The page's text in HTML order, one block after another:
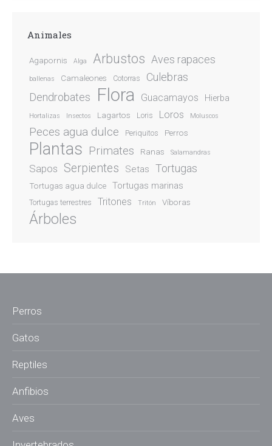
Animales
Agapornis Alga Arbustos Aves rapaces
ballenas Camaleones Cotorras Culebras
Dendrobates Flora Guacamayos Hierba
Hortalizas Insectos Lagartos Loris Loros Moluscos
Peces agua dulce Periquitos Perros
Plantas Primates Ranas Salamandras
Sapos Serpientes Setas Tortugas
Tortugas agua dulce Tortugas marinas
Tortugas terrestres Tritones Tritón Víboras
Árboles
Perros
Gatos
Reptiles
Anfibios
Aves